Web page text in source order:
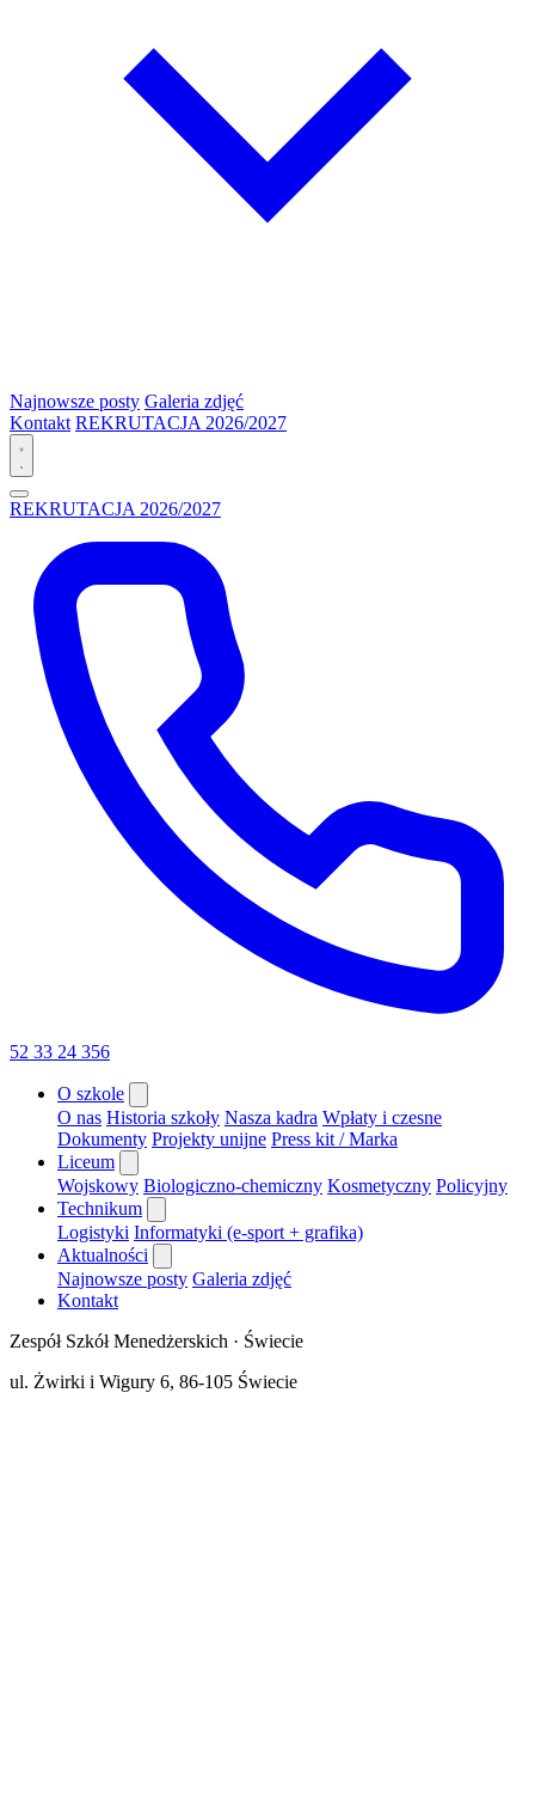
Najnowsze posty Galeria zdjęć
Kontakt REKRUTACJA 2026/2027
REKRUTACJA 2026/2027
52 33 24 356
O szkole
O nas Historia szkoły Nasza kadra Wpłaty i czesne
Dokumenty Projekty unijne Press kit / Marka
Liceum
Wojskowy Biologiczno-chemiczny Kosmetyczny Policyjny
Technikum
Logistyki Informatyki (e-sport + grafika)
Aktualności
Najnowsze posty Galeria zdjęć
Kontakt
Zespół Szkół Menedżerskich · Świecie
ul. Żwirki i Wigury 6, 86-105 Świecie